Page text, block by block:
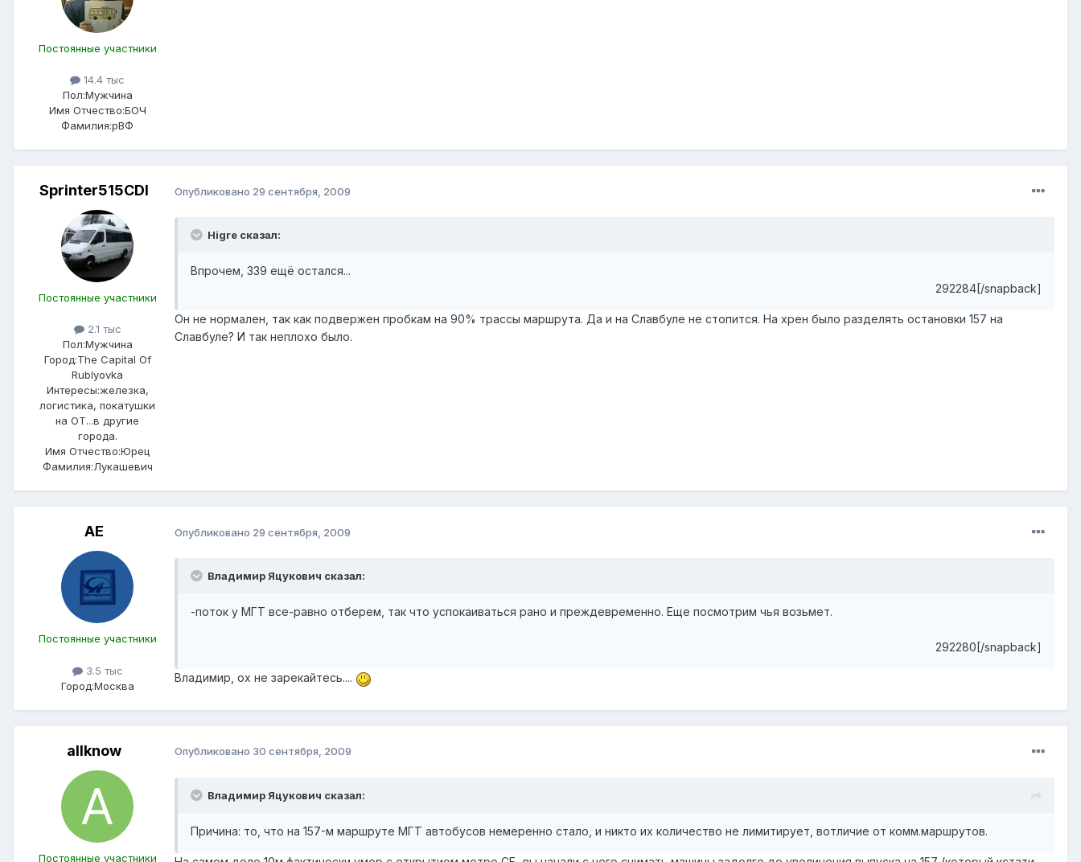
Постоянные участники
14.4 тыс
Пол:Мужчина
Имя Отчество:БОЧ
Фамилия:рВФ
Sprinter515CDI
Постоянные участники
2.1 тыс
Пол:Мужчина
Город:The Capital Of
Rublyovka
Интересы:железка,
логистика, покатушки
на ОТ...в другие
города.
Имя Отчество:Юрец
Фамилия:Лукашевич
Опубликовано 29 сентября, 2009
Higre сказал:
Впрочем, 339 ещё остался...
292284[/snapback]
Он не нормален, так как подвержен пробкам на 90% трассы маршрута. Да и на Славбуле не стопится. На хрен было разделять остановки 157 на
Славбуле? И так неплохо было.
АЕ
Постоянные участники
3.5 тыс
Город:Москва
Опубликовано 29 сентября, 2009
Владимир Яцукович сказал:
-поток у МГТ все-равно отберем, так что успокаиваться рано и преждевременно. Еще посмотрим чья возьмет.
292280[/snapback]
Владимир, ох не зарекайтесь....
allknow
Постоянные участники
Опубликовано 30 сентября, 2009
Владимир Яцукович сказал:
Причина: то, что на 157-м маршруте МГТ автобусов немеренно стало, и никто их количество не лимитирует, вотличие от комм.маршрутов.